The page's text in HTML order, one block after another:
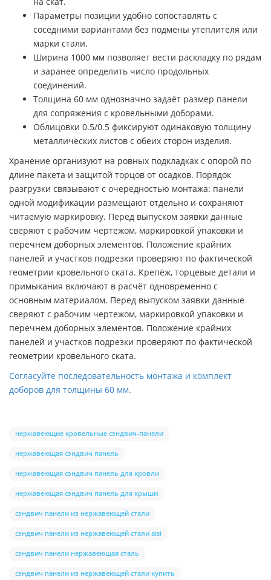
Параметры позиции удобно сопоставлять с
соседними вариантами без подмены утеплителя или
марки стали.
Ширина 1000 мм позволяет вести раскладку по рядам
и заранее определить число продольных
соединений.
Толщина 60 мм однозначно задаёт размер панели
для сопряжения с кровельными доборами.
Облицовки 0.5/0.5 фиксируют одинаковую толщину
металлических листов с обеих сторон изделия.
Хранение организуют на ровных подкладках с опорой по
длине пакета и защитой торцов от осадков. Порядок
разгрузки связывают с очередностью монтажа: панели
одной модификации размещают отдельно и сохраняют
читаемую маркировку. Перед выпуском заявки данные
сверяют с рабочим чертежом, маркировкой упаковки и
перечнем доборных элементов. Положение крайних
панелей и участков подрезки проверяют по фактической
геометрии кровельного ската. Крепёж, торцевые детали и
примыкания включают в расчёт одновременно с
основным материалом. Перед выпуском заявки данные
сверяют с рабочим чертежом, маркировкой упаковки и
перечнем доборных элементов. Положение крайних
панелей и участков подрезки проверяют по фактической
геометрии кровельного ската.
Согласуйте последовательность монтажа и комплект
доборов для толщины 60 мм.
нержавеющие кровельные сэндвич-панели
нержавеющая сэндвич панель
нержавеющая сэндвич панель для кровли
нержавеющая сэндвич панель для крыши
сэндвич панели из нержавеющей стали
сэндвич панели из нержавеющей стали aisi
сэндвич панели нержавеющая сталь
сэндвич панели из нержавеющей стали купить